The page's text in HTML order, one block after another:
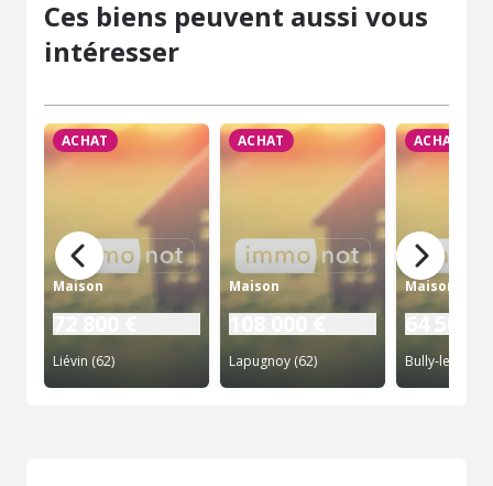
Ces biens peuvent aussi vous
intéresser
ACHAT
Maison
Liévin (62)
ACHAT
Maison
Lapugnoy (62)
ACHAT
Maison
Bully-les-